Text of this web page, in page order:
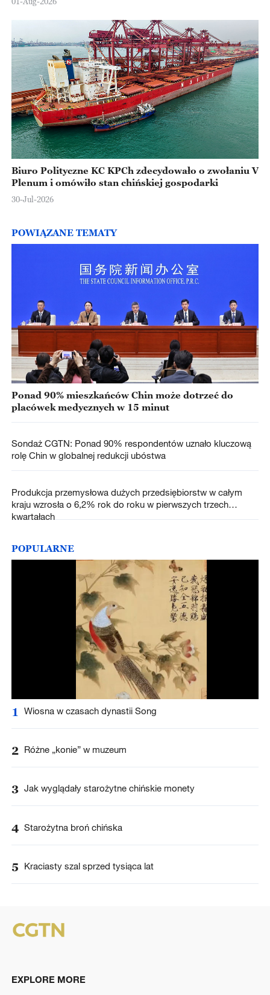
Biuro Polityczne KC KPCh zdecydowało o zwołaniu V
Plenum i omówiło stan chińskiej gospodarki
30-Jul-2026
POWIĄZANE TEMATY
Ponad 90% mieszkańców Chin może dotrzeć do
placówek medycznych w 15 minut
Sondaż CGTN: Ponad 90% respondentów uznało kluczową
rolę Chin w globalnej redukcji ubóstwa
Produkcja przemysłowa dużych przedsiębiorstw w całym
kraju wzrosła o 6,2% rok do roku w pierwszych trzech
kwartałach
POPULARNE
1 Wiosna w czasach dynastii Song
2 Różne „konie” w muzeum
3 Jak wyglądały starożytne chińskie monety
4 Starożytna broń chińska
5 Kraciasty szal sprzed tysiąca lat
EXPLORE MORE